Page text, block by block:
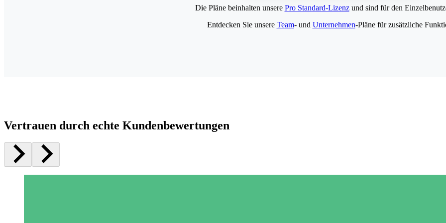
Die Pläne beinhalten unsere Pro Standard-Lizenzund sind für den
Entdecken Sie unsere Team- und Unternehmen-Pläne für zusätzliche
Vertrauen durch echte Kundenbewertungen